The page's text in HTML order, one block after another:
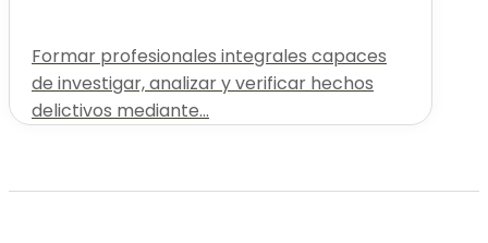
Formar profesionales integrales capaces
de investigar, analizar y verificar hechos
delictivos mediante...